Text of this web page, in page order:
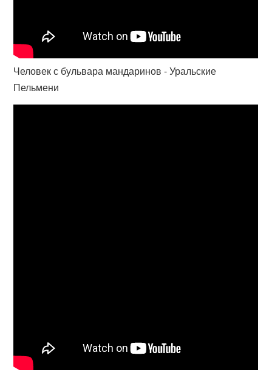
Человек с бульвара мандаринов - Уральские
Пельмени